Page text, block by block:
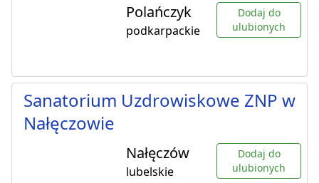
Polańczyk
podkarpackie
Dodaj do
ulubionych
Sanatorium Uzdrowiskowe ZNP w
Nałęczowie
Nałęczów
lubelskie
Dodaj do
ulubionych